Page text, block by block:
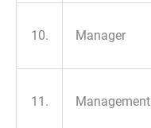
10. Manager
11. Management